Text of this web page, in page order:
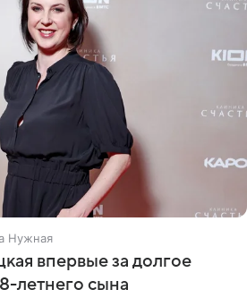
Нужная
впервые за долгое
летнего сына